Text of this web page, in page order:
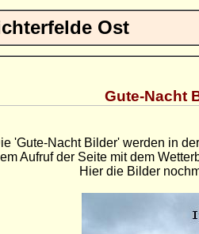
Ost
Gute-Nacht
'Gute-Nacht Bilder' werden in
Aufruf der Seite mit dem
Hier die Bilder